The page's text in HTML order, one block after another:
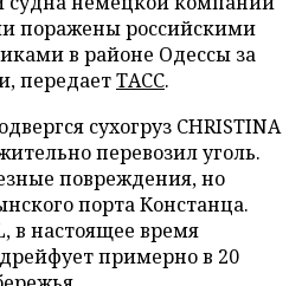
поражены российскими
в районе Одессы за
передаетТАСС.
сухогруз CHRISTINA
перевозил уголь.
повреждения, но
порта Констанца.
в настоящее время
примерно в 20